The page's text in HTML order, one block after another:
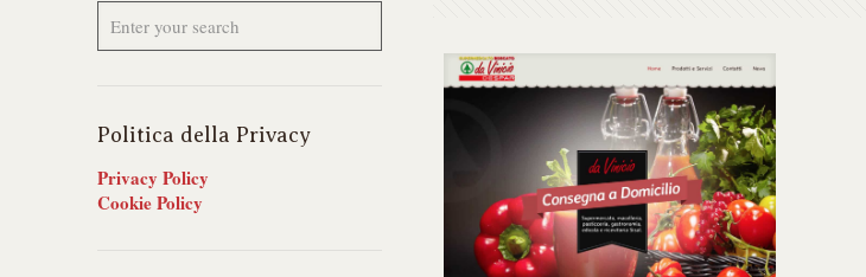
Politica della Privacy
Privacy Policy
Cookie Policy